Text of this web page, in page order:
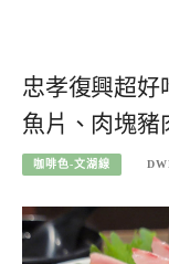
忠孝復興超好
魚片、肉塊豬
咖啡色-文湖線